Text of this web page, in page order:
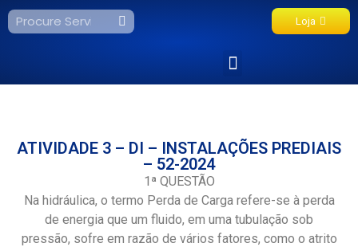
Loja
ATIVIDADE 3 – DI – INSTALAÇÕES PREDIAIS
– 52-2024
1ª QUESTÃO
Na hidráulica, o termo Perda de Carga refere-se à perda
de energia que um fluido, em uma tubulação sob
pressão, sofre em razão de vários fatores, como o atrito